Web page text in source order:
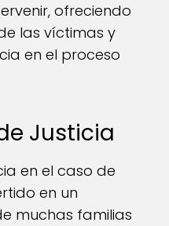
ofreciendo
las víctimas y
en el proceso
Justicia
en el caso de
en un
muchas familias